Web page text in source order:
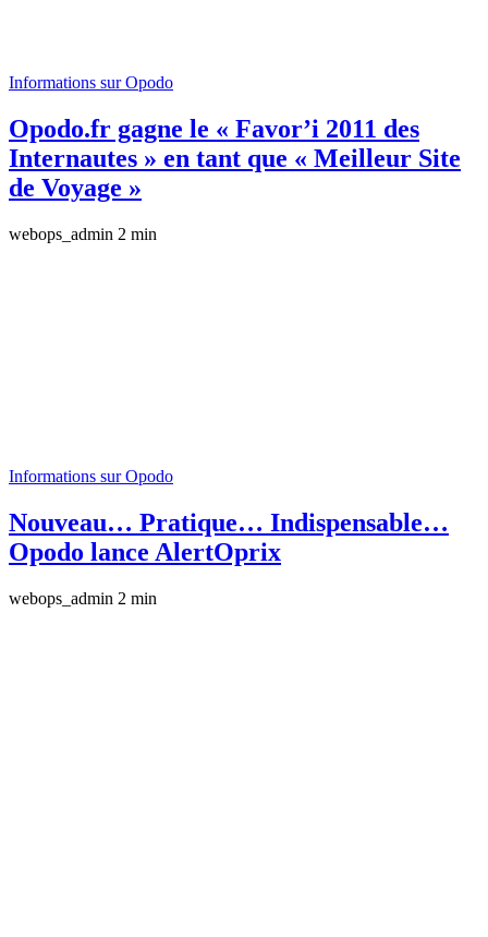
Informations sur Opodo
Opodo.fr gagne le « Favor’i 2011 des
Internautes » en tant que « Meilleur Site
de Voyage »
webops_admin 2 min
Informations sur Opodo
Nouveau… Pratique… Indispensable…
Opodo lance AlertOprix
webops_admin 2 min